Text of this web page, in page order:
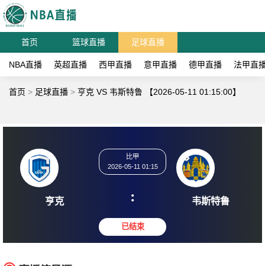
首页 篮球直播 足球直播
NBA直播 英超直播 西甲直播 意甲直播 德甲直播 法甲直
首页 > 足球直播 > 亨克 VS 韦斯特鲁 【2026-05-11 01:15:00】
亨克
2026-05-11 01:15
: 韦斯